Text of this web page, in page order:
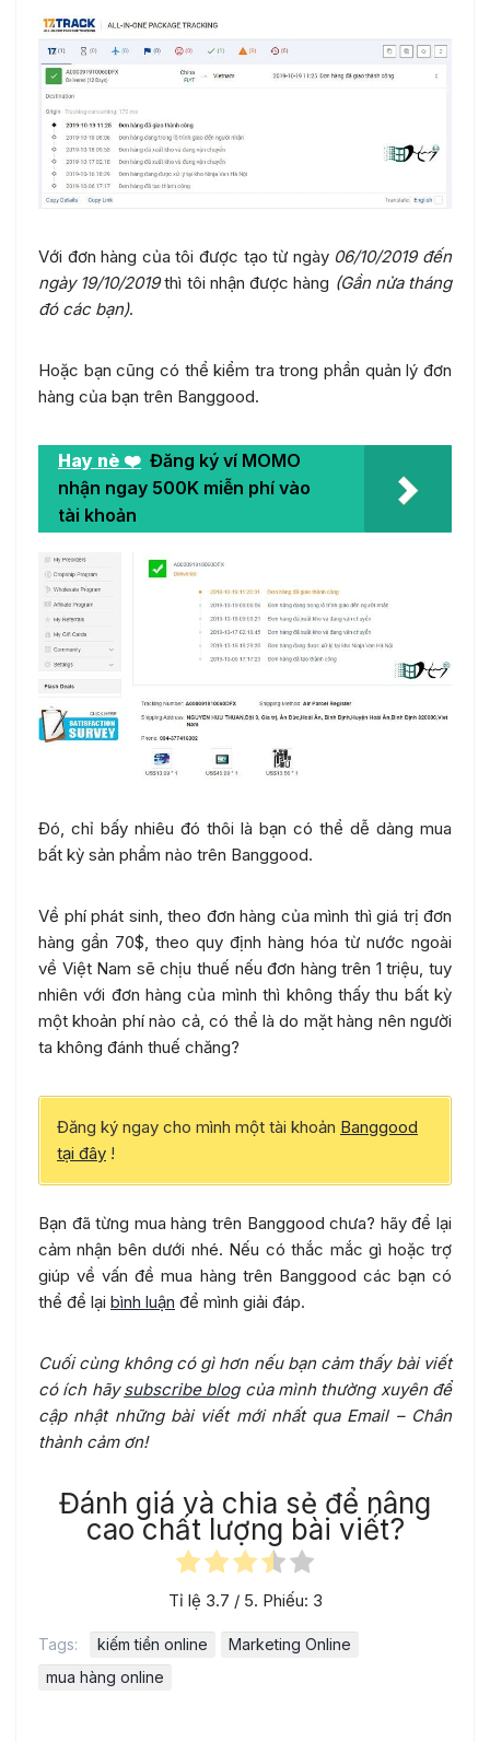
Với đơn hàng của tôi được tạo từ ngày 06/10/2019 đến
ngày 19/10/2019thì tôi nhận được hàng (Gần nửa tháng
đó các bạn).
Hoặc bạn cũng có thể kiểm tra trong phần quản lý đơn
hàng của bạn trên Banggood.
Hay nè ❤️ Đăng ký ví MOMO
nhận ngay 500K miễn phí vào
tài khoản
Đó, chỉ bấy nhiêu đó thôi là bạn có thể dễ dàng mua
bất kỳ sản phẩm nào trên Banggood.
Về phí phát sinh, theo đơn hàng của mình thì giá trị đơn
hàng gần 70$, theo quy định hàng hóa từ nước ngoài
về Việt Nam sẽ chịu thuế nếu đơn hàng trên 1 triệu, tuy
nhiên với đơn hàng của mình thì không thấy thu bất kỳ
một khoản phí nào cả, có thể là do mặt hàng nên người
ta không đánh thuế chăng?
Đăng ký ngay cho mình một tài khoản Banggood
tại đây !
Bạn đã từng mua hàng trên Banggood chưa? hãy để lại
cảm nhận bên dưới nhé. Nếu có thắc mắc gì hoặc trợ
giúp về vấn đề mua hàng trên Banggood các bạn có
thể để lại bình luận để mình giải đáp.
Cuối cùng không có gì hơn nếu bạn cảm thấy bài viết
có ích hãysubscribe blogcủa mình thường xuyên để
cập nhật những bài viết mới nhất qua Email – Chân
thành cảm ơn!
Đánh giá và chia sẻ để nâng
cao chất lượng bài viết?
Tỉ lệ 3.7 / 5. Phiếu: 3
Tags: kiếm tiền online
Marketing Online
mua hàng online